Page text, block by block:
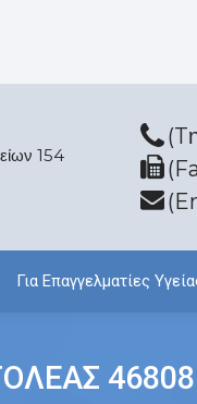
154
Για Επαγγελματίες
46808